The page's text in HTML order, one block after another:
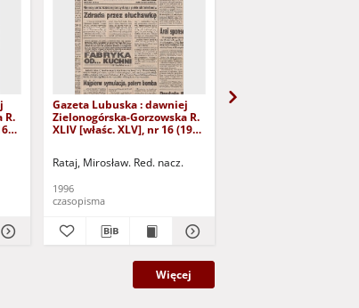
R.
Gazeta Lubuska : dawniej
Zielonogórska-Gorzowska R.
XLIV [właśc. XLV], nr 16 (19
Rataj, Mirosław. Red. nacz.
1996
czasopisma
Więcej